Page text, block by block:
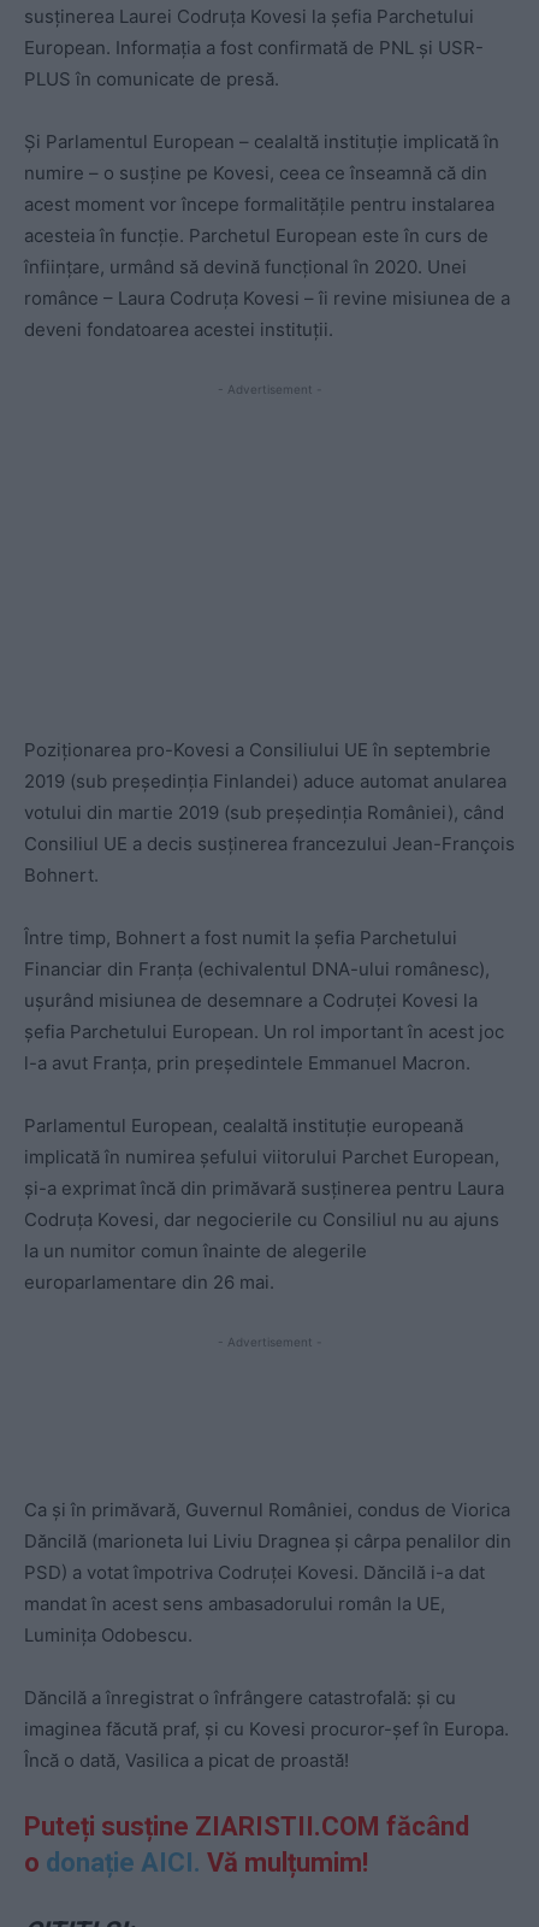
susținerea Laurei Codruța Kovesi la șefia Parchetului
European. Informația a fost confirmată de PNL și USR-
PLUS în comunicate de presă.
Și Parlamentul European – cealaltă instituție implicată în
numire – o susține pe Kovesi, ceea ce înseamnă că din
acest moment vor începe formalitățile pentru instalarea
acesteia în funcție. Parchetul European este în curs de
înființare, urmând să devină funcțional în 2020. Unei
românce – Laura Codruța Kovesi – îi revine misiunea de a
deveni fondatoarea acestei instituții.
- Advertisement -
Poziționarea pro-Kovesi a Consiliului UE în septembrie
2019 (sub președinția Finlandei) aduce automat anularea
votului din martie 2019 (sub președinția României), când
Consiliul UE a decis susținerea francezului Jean-François
Bohnert.
Între timp, Bohnert a fost numit la șefia Parchetului
Financiar din Franța (echivalentul DNA-ului românesc),
ușurând misiunea de desemnare a Codruței Kovesi la
șefia Parchetului European. Un rol important în acest joc
l-a avut Franța, prin președintele Emmanuel Macron.
Parlamentul European, cealaltă instituție europeană
implicată în numirea șefului viitorului Parchet European,
și-a exprimat încă din primăvară susținerea pentru Laura
Codruța Kovesi, dar negocierile cu Consiliul nu au ajuns
la un numitor comun înainte de alegerile
europarlamentare din 26 mai.
- Advertisement -
Ca și în primăvară, Guvernul României, condus de Viorica
Dăncilă (marioneta lui Liviu Dragnea și cârpa penalilor din
PSD) a votat împotriva Codruței Kovesi. Dăncilă i-a dat
mandat în acest sens ambasadorului român la UE,
Luminița Odobescu.
Dăncilă a înregistrat o înfrângere catastrofală: și cu
imaginea făcută praf, și cu Kovesi procuror-șef în Europa.
Încă o dată, Vasilica a picat de proastă!
Puteți susține ZIARISTII.COM făcând
o donație AICI. Vă mulțumim!